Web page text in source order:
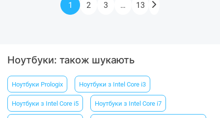
1 2 3 … 13
Ноутбуки: також шукають
Ноутбуки Prologix Ноутбуки з Intel Core i3
Ноутбуки з Intel Core i5 Ноутбуки з Intel Core i7